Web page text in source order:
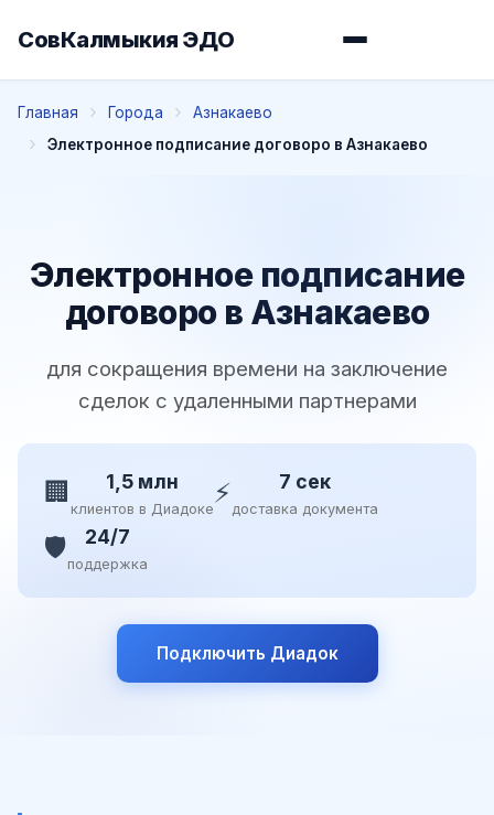
СовКалмыкия ЭДО
Главная Города
Азнакаево
Электронное подписание договоро в Азнакаево
Электронное подписание
договоро в Азнакаево
для сокращения времени на заключение
сделок с удаленными партнерами
🏢 1,5 млн
клиентов в Диадоке⚡ 7 сек
доставка документа
🛡️ 24/7
поддержка
Подключить Диадок